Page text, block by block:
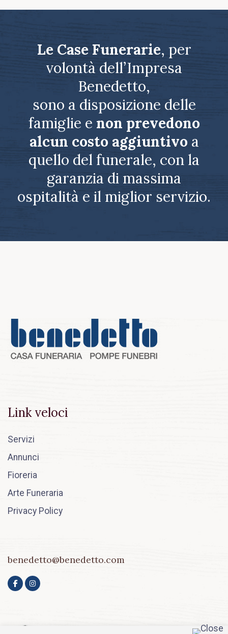
Le Case Funerarie, per
volontà dell’Impresa
Benedetto,
sono a disposizione delle
famiglie e non prevedono
alcun costo aggiuntivo a
quello del funerale, con la
garanzia di massima
ospitalità e il miglior servizio.
Link veloci
Servizi
Annunci
Fioreria
Arte Funeraria
Privacy Policy
benedetto@benedetto.com